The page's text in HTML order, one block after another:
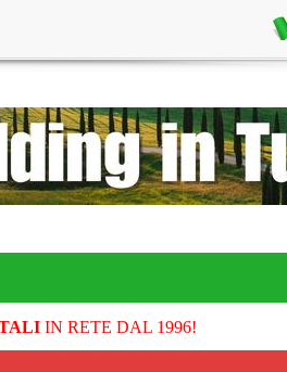
IN RETE DAL 1996!